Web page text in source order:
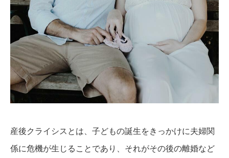
産後クライシスとは、子どもの誕生をきっかけに夫婦関
係に危機が生じることであり、それがその後の離婚など